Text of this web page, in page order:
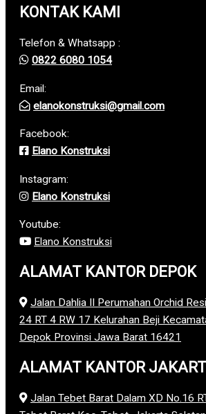
KONTAK KAMI
Telefon & Whatsapp :
0822 6080 1054
Email:
elanokonstruksi@gmail.com
Facebook:
Elano Konstruksi
Instagram:
Elano Konstruksi
Youtube:
Elano Konstruksi
ALAMAT KANTOR DEPOK
Jalan Dahlia II Perumahan Orchid
24 RT 4 RW 17 Kelurahan Beji
Depok Provinsi Jawa Barat 16421
ALAMAT KANTOR
Jalan Tebet Barat Dalam XD No.16